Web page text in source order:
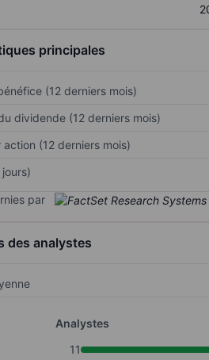
principales
(12 derniers mois)
dividende (12 derniers mois)
(12 derniers mois)
par
des analystes
Analystes
11